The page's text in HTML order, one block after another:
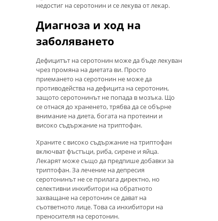
недостиг на серотонин и се лекува от лекар.
Диагноза и ход на
заболяването
Дефицитът на серотонин може да бъде лекуван
чрез промяна на диетата ви. Просто
приемането на серотонин не може да
противодейства на дефицита на серотонин,
защото серотонинът не попада в мозъка. Що
се отнася до храненето, трябва да се обърне
внимание на диета, богата на протеини и
високо съдържание на триптофан.
Храните с високо съдържание на триптофан
включват фъстъци, риба, сирене и яйца.
Лекарят може също да предпише добавки за
триптофан. За лечение на депресия
серотонинът не се прилага директно, но
селективни инхибитори на обратното
захващане на серотонин се дават на
съответното лице. Това са инхибитори на
преносителя на серотонин.